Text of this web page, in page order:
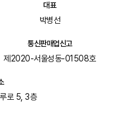
대표
박병선
통신판매업신고
제2020-서울성동-01508호
로 5, 3층